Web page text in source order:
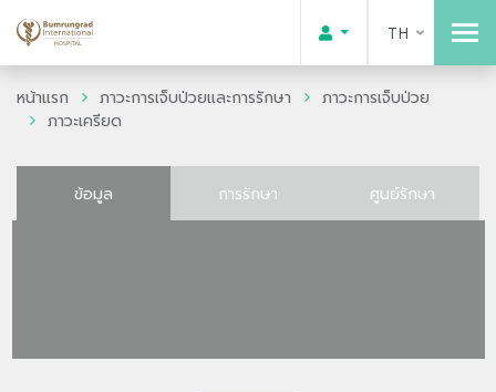
TH
หน้าแรก ภาวะการเจ็บป่วยและการรักษา
ภาวะการเจ็บป่วย
ภาวะเครียด
ข้อมูล การรักษา ศูนย์รักษา